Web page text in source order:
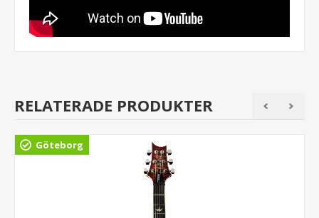
RELATERADE PRODUKTER
Göteborg